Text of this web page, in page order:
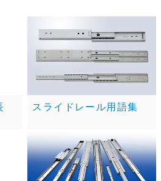
スライドレール用語集